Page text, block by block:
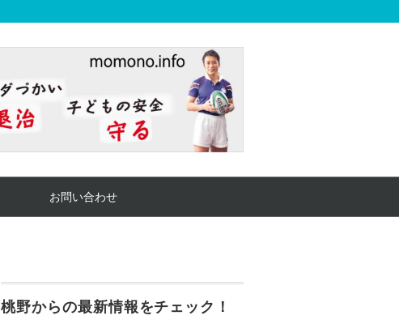
お問い合わせ
桃野からの最新情報をチェック！